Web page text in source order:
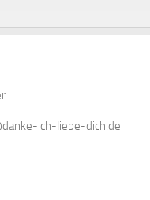
ich-liebe-dich.de